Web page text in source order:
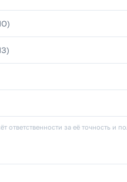
за её точность и